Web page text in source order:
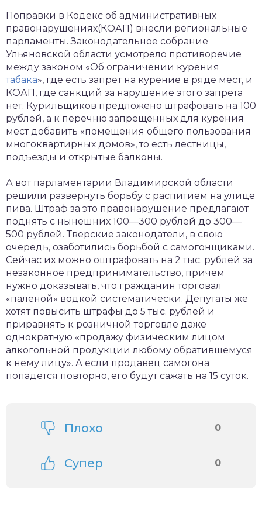
Поправки в Кодекс об административных
правонарушениях(КОАП) внесли региональные
парламенты. Законодательное собрание
Ульяновской области усмотрело противоречие
между законом «Об ограничении курения
табака», где есть запрет на курение в ряде мест, и
КОАП, где санкций за нарушение этого запрета
нет. Курильщиков предложено штрафовать на 100
рублей, а к перечню запрещенных для курения
мест добавить «помещения общего пользования
многоквартирных домов», то есть лестницы,
подъезды и открытые балконы.
А вот парламентарии Владимирской области
решили развернуть борьбу с распитием на улице
пива. Штраф за это правонарушение предлагают
поднять с нынешних 100—300 рублей до 300—
500 рублей. Тверские законодатели, в свою
очередь, озаботились борьбой с самогонщиками.
Сейчас их можно оштрафовать на 2 тыс. рублей за
незаконное предпринимательство, причем
нужно доказывать, что гражданин торговал
«паленой» водкой систематически. Депутаты же
хотят повысить штрафы до 5 тыс. рублей и
приравнять к розничной торговле даже
однократную «продажу физическим лицом
алкогольной продукции любому обратившемуся
к нему лицу». А если продавец самогона
попадется повторно, его будут сажать на 15 суток.
Плохо 0
Супер 0